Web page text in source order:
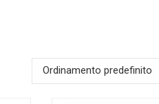
Ordinamento predefinito